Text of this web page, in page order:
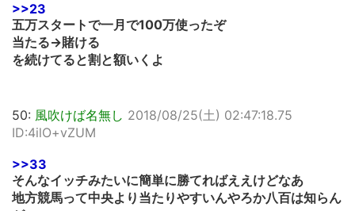
>>23
五万スタートで一月で100万使ったぞ
当たる→賭ける
を続けてると割と額いくよ
50: 風吹けば名無し 2018/08/25(土) 02:47:18.75
ID:4ilO+vZUM
>>33
そんなイッチみたいに簡単に勝てればええけどなあ
地方競馬って中央より当たりやすいんやろか八百は知らん